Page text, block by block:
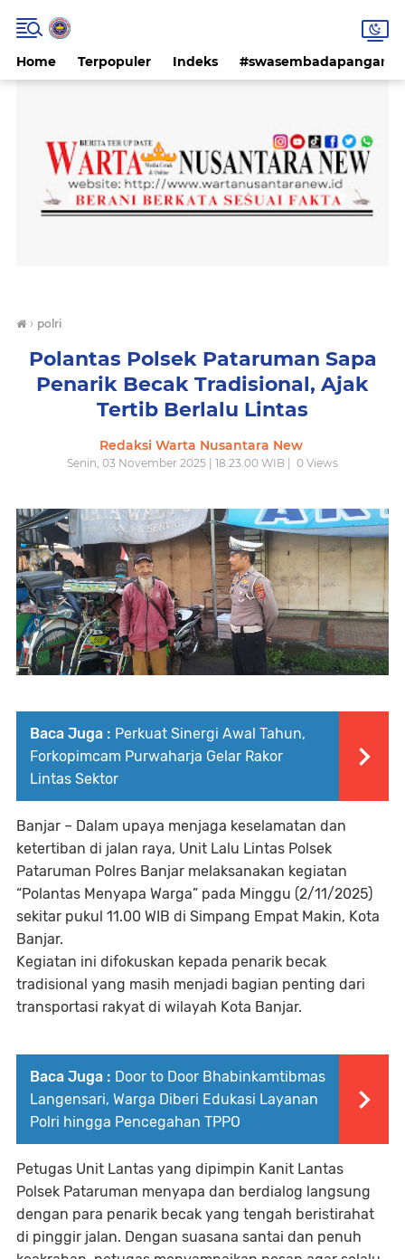
Home Terpopuler Indeks #swasembadapangan
› polri
Polantas Polsek Pataruman Sapa
Penarik Becak Tradisional, Ajak
Tertib Berlalu Lintas
Redaksi Warta Nusantara New
Senin, 03 November 2025 | 18.23.00 WIB | 0 Views
Baca Juga : Perkuat Sinergi Awal Tahun,
Forkopimcam Purwaharja Gelar Rakor
Lintas Sektor
Banjar – Dalam upaya menjaga keselamatan dan
ketertiban di jalan raya, Unit Lalu Lintas Polsek
Pataruman Polres Banjar melaksanakan kegiatan
“Polantas Menyapa Warga” pada Minggu (2/11/2025)
sekitar pukul 11.00 WIB di Simpang Empat Makin, Kota
Banjar.
Kegiatan ini difokuskan kepada penarik becak
tradisional yang masih menjadi bagian penting dari
transportasi rakyat di wilayah Kota Banjar.
Baca Juga : Door to Door Bhabinkamtibmas
Langensari, Warga Diberi Edukasi Layanan
Polri hingga Pencegahan TPPO
Petugas Unit Lantas yang dipimpin Kanit Lantas
Polsek Pataruman menyapa dan berdialog langsung
dengan para penarik becak yang tengah beristirahat
di pinggir jalan. Dengan suasana santai dan penuh